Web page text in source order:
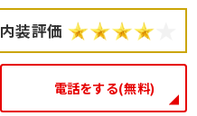
内装評価
電話をする(無料)